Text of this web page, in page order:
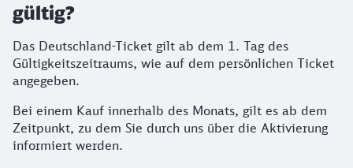
gültig?
Das Deutschland-Ticket gilt ab dem 1. Tag des
Gültigkeitszeitraums, wie auf dem persönlichen Ticket
angegeben.
Bei einem Kauf innerhalb des Monats, gilt es ab dem
Zeitpunkt, zu dem Sie durch uns über die Aktivierung
informiert werden.